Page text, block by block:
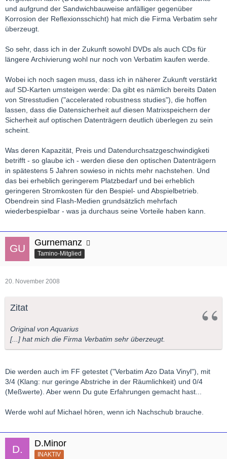
und aufgrund der Sandwichbauweise anfälliger gegenüber
Korrosion der Reflexionsschicht) hat mich die Firma Verbatim sehr
überzeugt.
So sehr, dass ich in der Zukunft sowohl DVDs als auch CDs für
längere Archivierung wohl nur noch von Verbatim kaufen werde.
Wobei ich noch sagen muss, dass ich in näherer Zukunft verstärkt
auf SD-Karten umsteigen werde: Da gibt es nämlich bereits Daten
von Stresstudien ("accelerated robustness studies"), die hoffen
lassen, dass die Datensicherheit auf diesen Matrixspeichern der
Sicherheit auf optischen Datenträgern deutlich überlegen zu sein
scheint.
Was deren Kapazität, Preis und Datendurchsatzgeschwindigketi
betrifft - so glaube ich - werden diese den optischen Datenträgern
in spätestens 5 Jahren sowieso in nichts mehr nachstehen. Und
das bei erheblich geringerem Platzbedarf und bei erheblich
geringeren Stromkosten für den Bespiel- und Abspielbetrieb.
Obendrein sind Flash-Medien grundsätzlich mehrfach
wiederbespielbar - was ja durchaus seine Vorteile haben kann.
Gurnemanz
Tamino-Mitglied
20. November 2008
Zitat
Original von Aquarius
[...] hat mich die Firma Verbatim sehr überzeugt.
Die werden auch im FF getestet ("Verbatim Azo Data Vinyl"), mit
3/4 (Klang: nur geringe Abstriche in der Räumlichkeit) und 0/4
(Meßwerte). Aber wenn Du gute Erfahrungen gemacht hast...
Werde wohl auf Michael hören, wenn ich Nachschub brauche.
D.Minor
INAKTIV